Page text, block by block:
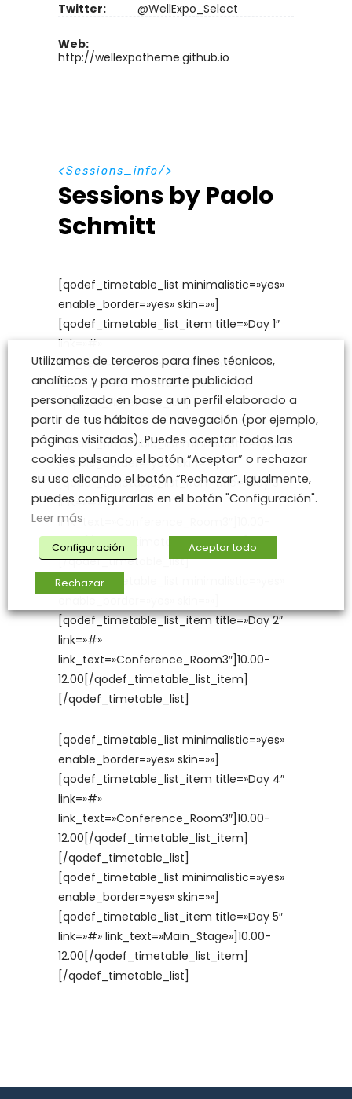
Twitter: @WellExpo_Select
Web:
http://wellexpotheme.github.io
Sessions_info
Sessions by Paolo
Schmitt
[qodef_timetable_list minimalistic=»yes»
enable_border=»yes» skin=»»]
[qodef_timetable_list_item title=»Day 1″
link=»#»
link_text=»Conference_Room3″]10.00-
12.00[/qodef_timetable_list_item]
[/qodef_timetable_list]
[qodef_timetable_list minimalistic=»yes»
enable_border=»yes» skin=»»]
[qodef_timetable_list_item title=»Day 3″
link=»#»
link_text=»Conference_Room3″]10.00-
12.00[/qodef_timetable_list_item]
[/qodef_timetable_list]
[qodef_timetable_list minimalistic=»yes»
[qodef_timetable_list_item title=»Day 2″
link=»#»
link_text=»Conference_Room3″]10.00-
12.00[/qodef_timetable_list_item]
[/qodef_timetable_list]
[qodef_timetable_list minimalistic=»yes»
enable_border=»yes» skin=»»]
[qodef_timetable_list_item title=»Day 4″
link=»#»
link_text=»Conference_Room3″]10.00-
12.00[/qodef_timetable_list_item]
[/qodef_timetable_list]
[qodef_timetable_list minimalistic=»yes»
enable_border=»yes» skin=»»]
[qodef_timetable_list_item title=»Day 5″
link=»#» link_text=»Main_Stage»]10.00-
12.00[/qodef_timetable_list_item]
[/qodef_timetable_list]
Utilizamos de terceros para fines técnicos,
analíticos y para mostrarte publicidad
personalizada en base a un perfil elaborado a
partir de tus hábitos de navegación (por ejemplo,
páginas visitadas). Puedes aceptar todas las
cookies pulsando el botón “Aceptar” o rechazar
su uso clicando el botón “Rechazar”. Igualmente,
puedes configurarlas en el botón "Configuración".
Leer más
Configuración Aceptar todo
Rechazar